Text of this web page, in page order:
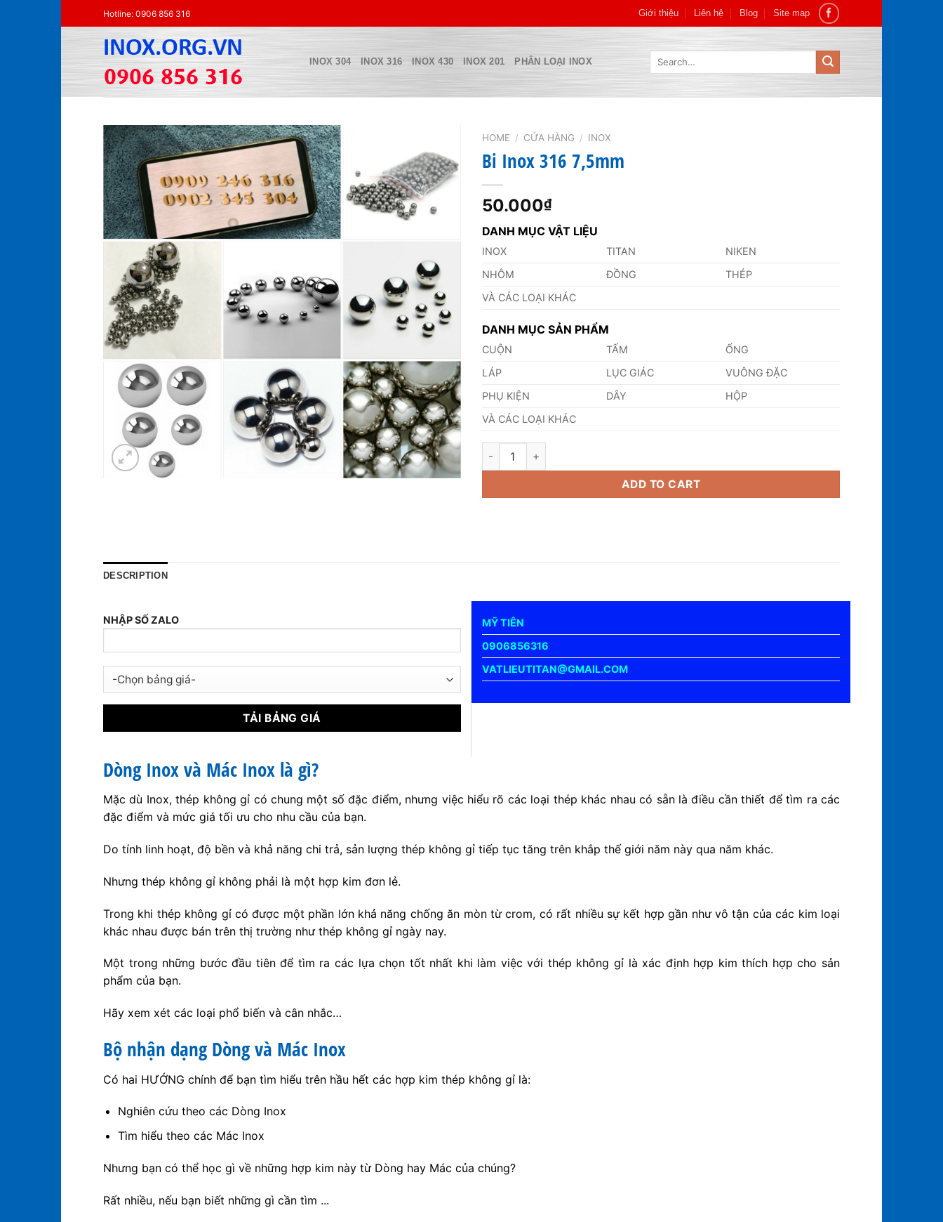
to
Hotline: 0906 856 316 Giới thiệu Liên hệ Blog Site map
INOX 304 INOX 316 INOX 430 INOX 201 PHÂN LOẠI INOX
Search
HOME / CỬA HÀNG / INOX
Bi Inox 316 7,5mm
50.000₫
DANH MỤC VẬT LIỆU
INOX TITAN
NIKEN
NHÔM
ĐỒNG
THÉP
VÀ CÁC LOẠI KHÁC
DANH MỤC SẢN PHẨM
CUỘN TẤM
ỐNG
LÁP
LỤC GIÁC
VUÔNG ĐẶC
PHỤ KIỆN
DÂY
HỘP
VÀ CÁC LOẠI KHÁC
Bi Inox 316 7,5mm quantity
ADD TO CART
DESCRIPTION
NHẬP SỐ ZALO
MỸ TIÊN
0906856316
VATLIEUTITAN@GMAIL.COM
Dòng Inox và Mác Inox là gì?
Mặc dù Inox, thép không gỉ có chung một số đặc điểm, nhưng việc hiểu rõ các loại thép khác nhau có sẵn là điều cần thiết để tìm ra các
đặc điểm và mức giá tối ưu cho nhu cầu của bạn.
Do tính linh hoạt, độ bền và khả năng chi trả, sản lượng thép không gỉ tiếp tục tăng trên khắp thế giới năm này qua năm khác.
Nhưng thép không gỉ không phải là một hợp kim đơn lẻ.
Trong khi thép không gỉ có được một phần lớn khả năng chống ăn mòn từ crom, có rất nhiều sự kết hợp gần như vô tận của các kim loại
khác nhau được bán trên thị trường như thép không gỉ ngày nay.
Một trong những bước đầu tiên để tìm ra các lựa chọn tốt nhất khi làm việc với thép không gỉ là xác định hợp kim thích hợp cho sản
phẩm của bạn.
Hãy xem xét các loại phổ biến và cân nhắc…
Bộ nhận dạng Dòng và Mác Inox
Có hai HƯỚNG chính để bạn tìm hiểu trên hầu hết các hợp kim thép không gỉ là:
Nghiên cứu theo các Dòng Inox
Tìm hiểu theo các Mác Inox
Nhưng bạn có thể học gì về những hợp kim này từ Dòng hay Mác của chúng?
Rất nhiều, nếu bạn biết những gì cần tìm ...